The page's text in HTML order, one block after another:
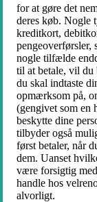
for at gøre det
deres køb. Nogle
kreditkort,
pengeoverførsler,
nogle tilfælde
til at betale, vil du
du skal indtaste
opmærksom på,
(gengivet som en
beskytte dine
tilbyder også
først betaler, når
dem. Uanset
være forsigtig
handle hos
alvorligt.